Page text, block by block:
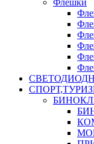
Флешки